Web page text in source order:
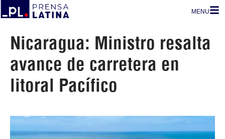
MENU
Nicaragua: Ministro resalta
avance de carretera en
litoral Pacífico